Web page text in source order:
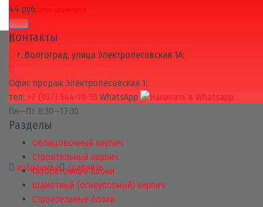
избранное сравнить
44 руб.Цены уточняйте!
Контакты
г. Волгоград, улица Электролесовская 1А:
Офис продаж Электролесовская 1:
тел: +7 (937) 544-19-55 WhatsApp
Пн—Пт 8:30—17:30
Разделы
Облицовочный кирпич
Строительный кирпич
Газобетонные блоки
Шамотный (огнеупорный) кирпич
Строительные блоки